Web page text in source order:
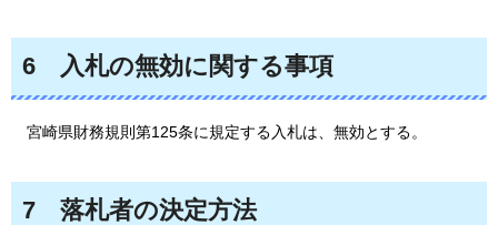
6 入札の無効に関する事項
宮崎県財務規則第125条に規定する入札は、無効とする。
7 落札者の決定方法